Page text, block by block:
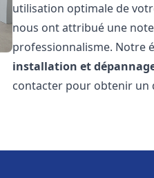
utilisation optimale de
nous ont attribué une
professionnalisme. Notre
installation et
contacter pour obtenir un